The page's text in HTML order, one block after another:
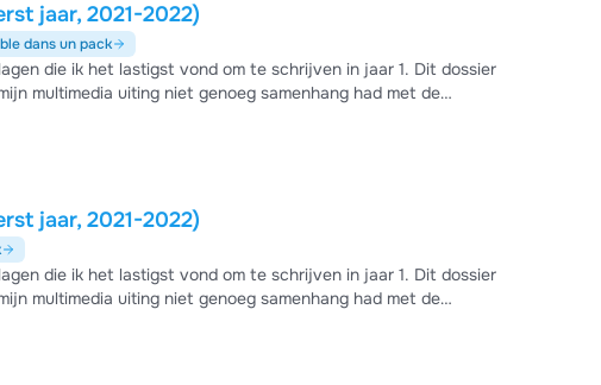
jaar, 2021-2022)
dans un pack
die ik het lastigst vond om te schrijven in jaar 1. Dit dossier
multimedia uiting niet genoeg samenhang had met de
en de gevarieerde lessen worden als positief
jaar, 2021-2022)
die ik het lastigst vond om te schrijven in jaar 1. Dit dossier
multimedia uiting niet genoeg samenhang had met de
en de gevarieerde lessen worden als positief